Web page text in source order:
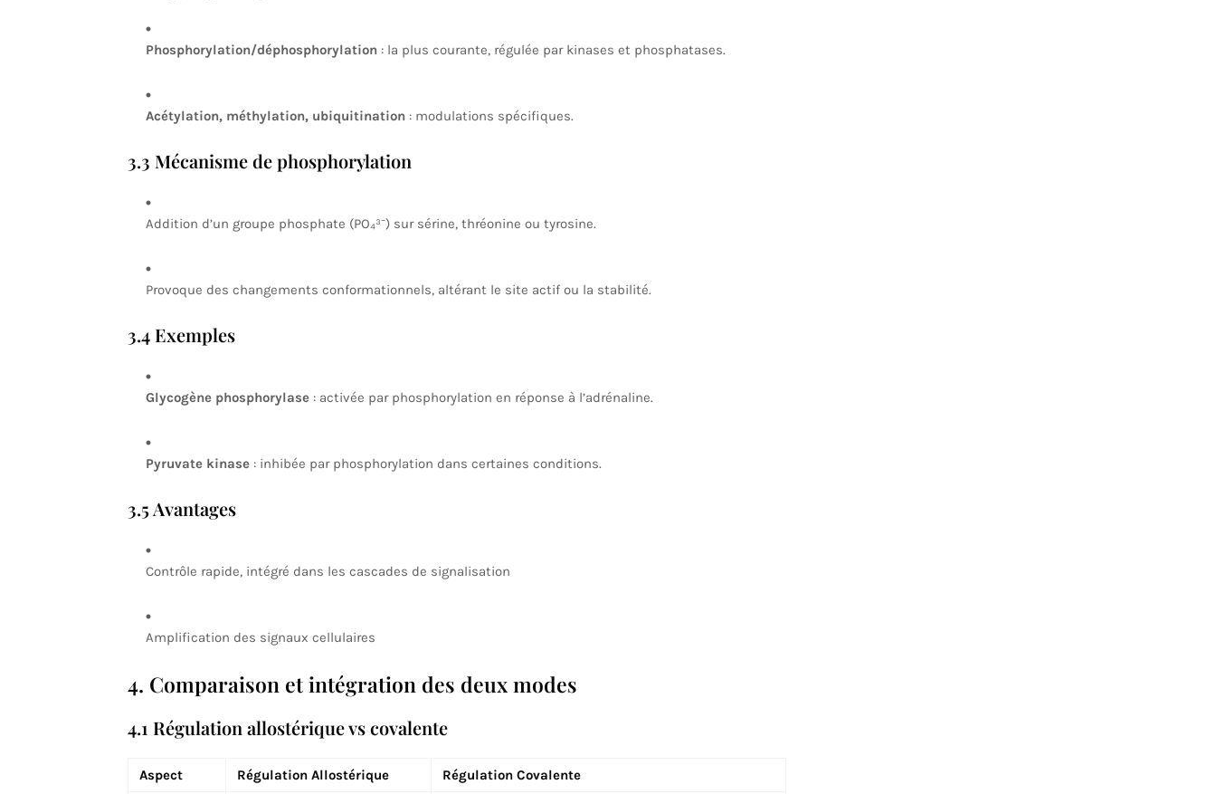
Phosphorylation/déphosphorylation: la plus courante, régulée par kinases et phosphatases.
Acétylation, méthylation, ubiquitination: modulations spécifiques.
3.3 Mécanisme de phosphorylation
Addition d’un groupe phosphate (PO₄³⁻) sur sérine, thréonine ou tyrosine.
Provoque des changements conformationnels, altérant le site actif ou la stabilité.
3.4 Exemples
Glycogène phosphorylase: activée par phosphorylation en réponse à l’adrénaline.
Pyruvate kinase: inhibée par phosphorylation dans certaines conditions.
3.5 Avantages
Contrôle rapide, intégré dans les cascades de signalisation
Amplification des signaux cellulaires
4. Comparaison et intégration des deux modes
4.1 Régulation allostérique vs covalente
Aspect Régulation Allostérique Régulation Covalente